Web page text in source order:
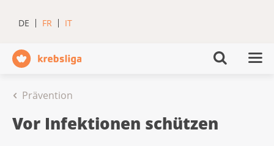
DE FR IT
Prävention
Vor Infektionen schützen